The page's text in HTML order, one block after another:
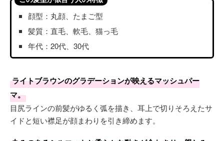
顔型：丸顔、たまご型
髪質：直毛、軟毛、猫っ毛
年代：20代、30代
ライトブラウンのグラデーションが映えるマッシュパー
マ。
目尻ラインの前髪がゆるく弧を描き、耳上で切りそろえたサ
イドと短い襟足が顔まわりを引き締めます。